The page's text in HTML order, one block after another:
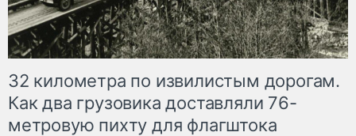
32 километра по извилистым дорогам.
Как два грузовика доставляли 76-
метровую пихту для флагштока